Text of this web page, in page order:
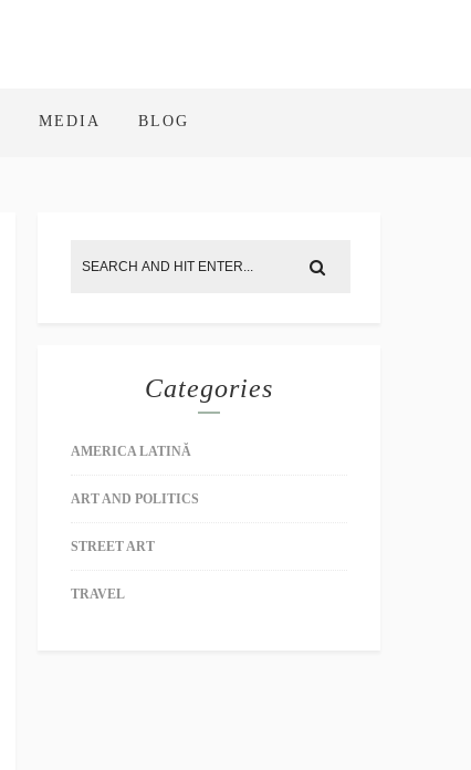
MEDIA BLOG
Categories
AMERICA LATINĂ
ART AND POLITICS
STREET ART
TRAVEL